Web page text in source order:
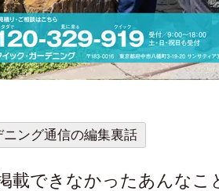
ング通信の編集裏話
載できなかったあんなこ